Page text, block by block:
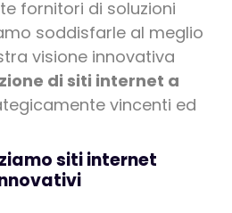
fornitori di soluzioni
soddisfarle al meglio
visione innovativa
di siti internet a
vincenti ed
siti internet